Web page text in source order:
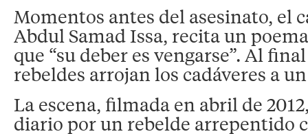
Momentos antes del asesinato, el
Abdul Samad Issa, recita un
que “su deber es vengarse”. Al
rebeldes arrojan los cadáveres a
La escena, filmada en abril de
diario por un rebelde arrepentido